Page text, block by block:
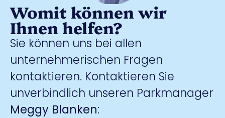
Womit können wir
Ihnen helfen?
Sie können uns bei allen
unternehmerischen Fragen
kontaktieren. Kontaktieren Sie
unverbindlich unseren Parkmanager
Meggy Blanken: